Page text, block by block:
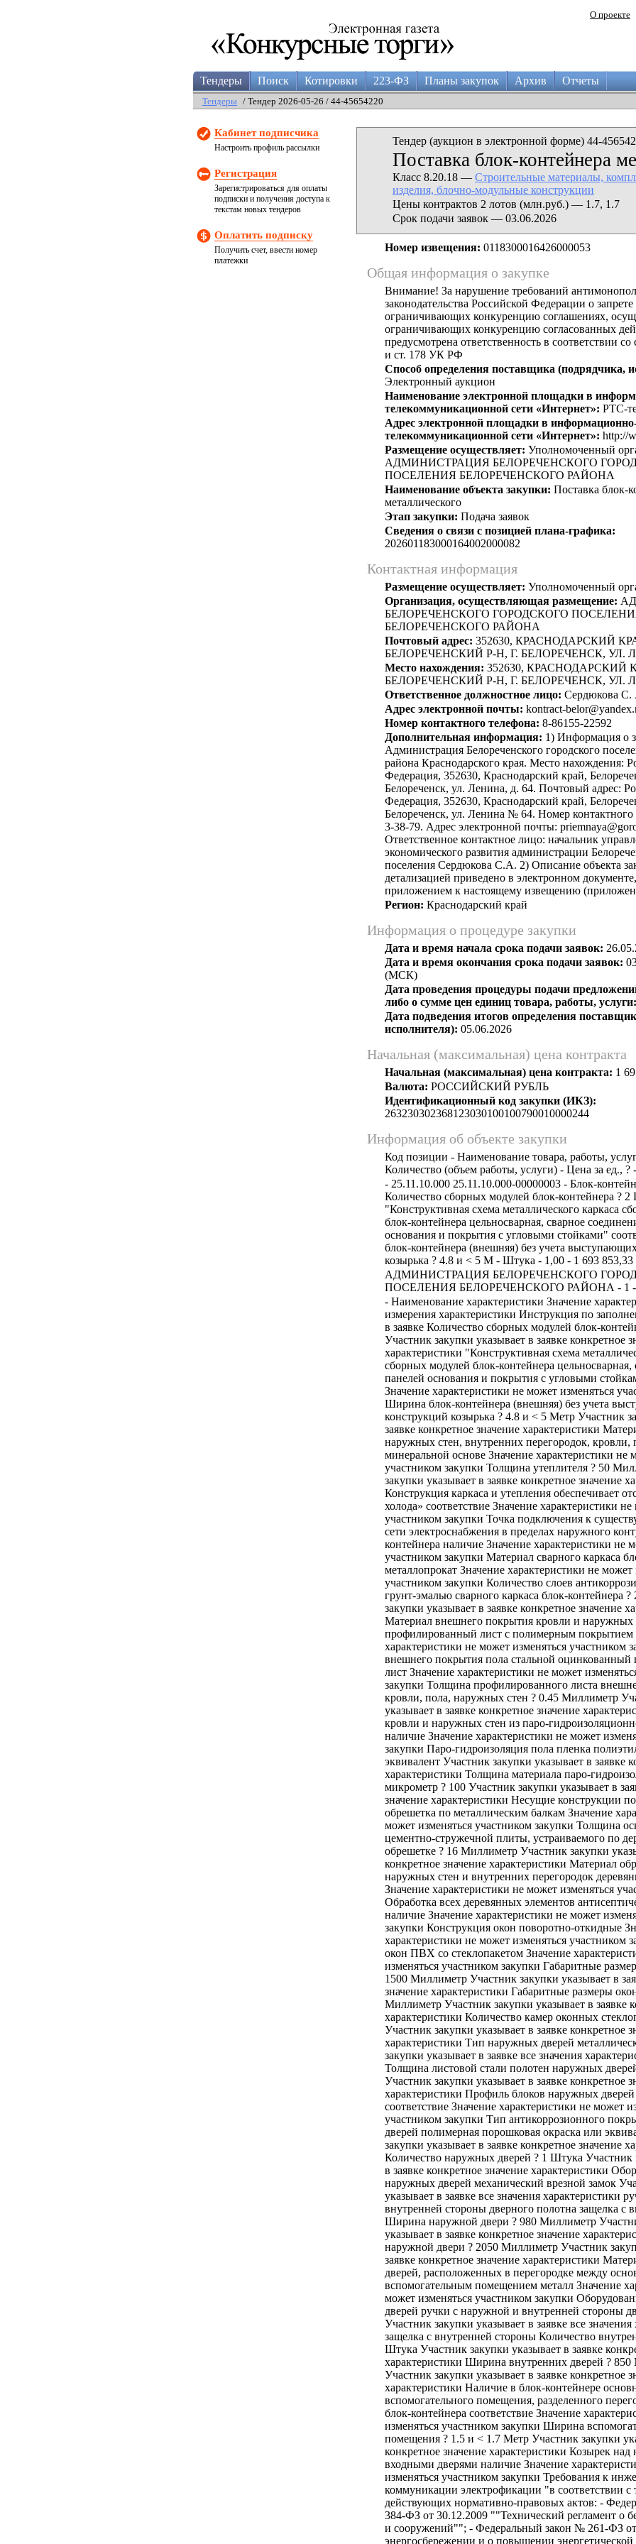
О проекте
Тендеры Поиск Котировки 223-ФЗ Планы закупок Архив Отчеты
Тендеры / Тендер 2026-05-26 / 44-45654220
Кабинет подписчика
Настроить профиль рассылки
Регистрация
Зарегистрироваться для оплаты
подписки и получения доступа к
текстам новых тендеров
Оплатить подписку
Получить счет, ввести номер
платежки
Тендер (аукцион в электронной форме) 44-
Поставка блок-контейнера
Класс 8.20.18 — Строительные материалы,
изделия, блочно-модульные конструкции
Цены контрактов 2 лотов (млн.руб.) — 1.7, 1.7
Срок подачи заявок — 03.06.2026
Номер извещения: 0118300016426000053
Общая информация о закупке
Внимание! За нарушение требований
законодательства Российской Федерации о запрете
ограничивающих конкуренцию соглашениях,
ограничивающих конкуренцию согласованных
предусмотрена ответственность в соответствии
и ст. 178 УК РФ
Способ определения поставщика (подрядчика,
Электронный аукцион
Наименование электронной площадки в
телекоммуникационной сети «Интернет»: РТС-
Адрес электронной площадки в
телекоммуникационной сети «Интернет»: http://
Размещение осуществляет: Уполномоченный
АДМИНИСТРАЦИЯ БЕЛОРЕЧЕНСКОГО
ПОСЕЛЕНИЯ БЕЛОРЕЧЕНСКОГО РАЙОНА
Наименование объекта закупки: Поставка блок-
металлического
Этап закупки: Подача заявок
Сведения о связи с позицией плана-графика:
202601183000164002000082
Контактная информация
Размещение осуществляет: Уполномоченный
Организация, осуществляющая размещение:
БЕЛОРЕЧЕНСКОГО ГОРОДСКОГО
БЕЛОРЕЧЕНСКОГО РАЙОНА
Почтовый адрес: 352630, КРАСНОДАРСКИЙ
БЕЛОРЕЧЕНСКИЙ Р-Н, Г. БЕЛОРЕЧЕНСК, УЛ.
Место нахождения: 352630, КРАСНОДАРСКИЙ
БЕЛОРЕЧЕНСКИЙ Р-Н, Г. БЕЛОРЕЧЕНСК, УЛ.
Ответственное должностное лицо: Сердюкова С.
Адрес электронной почты: kontract-
Номер контактного телефона: 8-86155-22592
Дополнительная информация: 1) Информация о
Администрация Белореченского городского
района Краснодарского края. Место нахождения:
Федерация, 352630, Краснодарский край,
Белореченск, ул. Ленина, д. 64. Почтовый адрес:
Федерация, 352630, Краснодарский край,
Белореченск, ул. Ленина № 64. Номер контактного
3-38-79. Адрес электронной почты:
Ответственное контактное лицо: начальник
экономического развития администрации
поселения Сердюкова С.А. 2) Описание объекта
детализацией приведено в электронном
приложением к настоящему извещению
Регион: Краснодарский край
Информация о процедуре закупки
Дата и время начала срока подачи заявок:
Дата и время окончания срока подачи заявок:
(МСК)
Дата проведения процедуры подачи
либо о сумме цен единиц товара, работы, услуги:
Дата подведения итогов определения
исполнителя): 05.06.2026
Начальная (максимальная) цена контракта
Начальная (максимальная) цена контракта: 1
Валюта: РОССИЙСКИЙ РУБЛЬ
Идентификационный код закупки (ИКЗ):
263230302368123030100100790010000244
Информация об объекте закупки
Код позиции - Наименование товара, работы,
Количество (объем работы, услуги) - Цена за ед., ?
- 25.11.10.000 25.11.10.000-00000003 - Блок-
Количество сборных модулей блок-контейнера ?
"Конструктивная схема металлического каркаса
блок-контейнера цельносварная, сварное
основания и покрытия с угловыми стойками"
блок-контейнера (внешняя) без учета
козырька ? 4.8 и < 5 М - Штука - 1,00 - 1 693 853,33
АДМИНИСТРАЦИЯ БЕЛОРЕЧЕНСКОГО
ПОСЕЛЕНИЯ БЕЛОРЕЧЕНСКОГО РАЙОНА - 1 -
- Наименование характеристики Значение характеристики Единица измерения характеристики Инструкция по заполнению характеристик в заявке Количество сборных модулей блок-контейнера ? 2 Штука Участник закупки указывает в заявке конкретное значение характеристики "Конструктивная схема металлического каркаса сборных модулей блок-контейнера цельносварная, сварное соединение панелей основания и покрытия с угловыми стойками" соответствие Значение характеристики не может изменяться участником закупки Ширина блок-контейнера (внешняя) без учета выступающих конструкций козырька ? 4.8 и < 5 Метр Участник закупки указывает в заявке конкретное значение характеристики Материал утеплителя наружных стен, внутренних перегородок, кровли, пола утеплитель на минеральной основе Значение характеристики не может изменяться участником закупки Толщина утеплителя ? 50 Миллиметр Участник закупки указывает в заявке конкретное значение характеристики Конструкция каркаса и утепления обеспечивает отсутствие «мостиков холода» соответствие Значение характеристики не может изменяться участником закупки Точка подключения к существующей городской сети электроснабжения в пределах наружного контура блок-контейнера наличие Значение характеристики не может изменяться участником закупки Материал сварного каркаса блок-контейнера металлопрокат Значение характеристики не может изменяться участником закупки Количество слоев антикоррозионного покрытия грунт-эмалью сварного каркаса блок-контейнера ? 2 Штука Участник закупки указывает в заявке конкретное значение характеристики Материал внешнего покрытия кровли и наружных стен стальной профилированный лист с полимерным покрытием Значение характеристики не может изменяться участником закупки Материал внешнего покрытия пола стальной оцинкованный профилированный лист Значение характеристики не может изменяться участником закупки Толщина профилированного листа внешнего покрытия кровли, пола, наружных стен ? 0.45 Миллиметр Участник закупки указывает в заявке конкретное значение характеристики Пароизоляция кровли и наружных стен из паро-гидроизоляционной мембраны наличие Значение характеристики не может изменяться участником закупки Паро-гидроизоляция пола пленка полиэтиленовая или эквивалент Участник закупки указывает в заявке конкретное значение характеристики Толщина материала паро-гидроизоляции пола, микрометр ? 100 Участник закупки указывает в заявке конкретное значение характеристики Несущие конструкции пола деревянная обрешетка по металлическим балкам Значение характеристики не может изменяться участником закупки Толщина основания пола из цементно-стружечной плиты, устраиваемого по деревянной обрешетке ? 16 Миллиметр Участник закупки указывает в заявке конкретное значение характеристики Материал обрешетки кровли, наружных стен и внутренних перегородок деревянные бруски Значение характеристики не может изменяться участником закупки Обработка всех деревянных элементов антисептическими составами наличие Значение характеристики не может изменяться участником закупки Конструкция окон поворотно-откидные Значение характеристики не может изменяться участником закупки Материал окон ПВХ со стеклопакетом Значение характеристики не может изменяться участником закупки Габаритные размеры окон, ширина ? 1500 Миллиметр Участник закупки указывает в заявке конкретное значение характеристики Габаритные размеры окон, высота ? 1100 Миллиметр Участник закупки указывает в заявке конкретное значение характеристики Количество камер оконных стеклопакетов ? 1 Штука Участник закупки указывает в заявке конкретное значение характеристики Тип наружных дверей металлические Участник закупки указывает в заявке все значения характеристики утепленные Толщина листовой стали полотен наружных дверей ? 1.5 Миллиметр Участник закупки указывает в заявке конкретное значение характеристики Профиль блоков наружных дверей усиленный соответствие Значение характеристики не может изменяться участником закупки Тип антикоррозионного покрытия наружных дверей полимерная порошковая окраска или эквивалент Участник закупки указывает в заявке конкретное значение характеристики Количество наружных дверей ? 1 Штука Участник закупки указывает в заявке конкретное значение характеристики Оборудование наружных дверей механический врезной замок Участник закупки указывает в заявке все значения характеристики ручки с наружной и внутренней стороны дверного полотна защелка с внутренней стороны Ширина наружной двери ? 980 Миллиметр Участник закупки указывает в заявке конкретное значение характеристики Высота наружной двери ? 2050 Миллиметр Участник закупки указывает в заявке конкретное значение характеристики Материал внутренних дверей, расположенных в перегородке между основным и вспомогательным помещением металл Значение характеристики не может изменяться участником закупки Оборудование внутренних дверей ручки с наружной и внутренней стороны дверного полотна Участник закупки указывает в заявке все значения характеристики защелка с внутренней стороны Количество внутренних дверей ? 1 Штука Участник закупки указывает в заявке конкретное значение характеристики Ширина внутренних дверей ? 850 Миллиметр Участник закупки указывает в заявке конкретное значение характеристики Наличие в блок-контейнере основного и вспомогательного помещения, разделенного перегородкой по ширине блок-контейнера соответствие Значение характеристики не может изменяться участником закупки Ширина вспомогательного помещения ? 1.5 и < 1.7 Метр Участник закупки указывает в заявке конкретное значение характеристики Козырек над наружными входными дверями наличие Значение характеристики не может изменяться участником закупки Требования к инженерной коммуникации электрофикации "в соответствии с требованиями действующих нормативно-правовых актов: - Федеральный закон № 384-ФЗ от 30.12.2009 ""Технический регламент о безопасности зданий и сооружений""; - Федеральный закон № 261-ФЗ от 23.11.2009 ""Об энергосбережении и о повышении энергетической эффективности и о внесении изменений в отдельные законодательные акты Российской Федерации""; - Федеральный закон № 123 от 22.07.2008 ""Технический регламент о требованиях пожарной безопасности""; - «Правила устройства электроустановок» (ПУЭ) (седьмое издание) иных нормативных документов, регламентирующих требования к данной инженерной коммуникации электрофикации " Значение характеристики не может изменяться участником закупки Электропроводка в основном и вспомогательном помещениях с использованием разъемов для выключателей и розеток наличие Значение характеристики не может изменяться участником закупки Выключатели и розетки во всех помещениях наличие Значение характеристики не может изменяться участником закупки Количество двойных розеток в основном помещении ? 6 Штука Участник закупки указывает в заявке конкретное значение характеристики Количество двойных розеток во вспомогательном помещении ? 2 Штука Участник закупки указывает в заявке конкретное значение характеристики Напряжение в сети электроснабжения 220 Вольт Значение характеристики не может изменяться участником закупки Предусмотрено вводно-распределительное устройство (далее - ВРУ) на вводе в блок контейнер соответствие Значение характеристики не может изменяться участником закупки Место монтажа ВРУ в навесном шкафу при наружной установке (место установки согласовать с Заказчиком до начала изготовления блок-контейнера) Значение характеристики не может изменяться участником закупки Тип искусственного освещения в